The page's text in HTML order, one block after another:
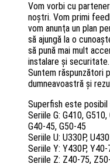
Vom vorbi cu
noştri. Vom primi
vom anunţa un plan
să ajungă la o
să pună mai mult
instalare şi securitate.
Suntem răspunzători
dumneavoastră şi
Superfish este
Seriile G: G410,
G40-45, G50-45
Seriile U: U330P,
Seriile Y: Y430P,
Seriile Z: Z40-75,